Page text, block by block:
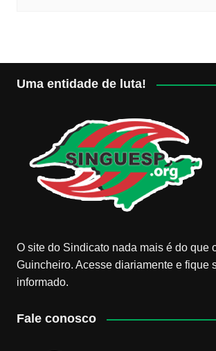
Uma entidade de luta!
O site do Sindicato nada mais é do que
Guincheiro. Acesse diariamente e fique
informado.
Fale conosco